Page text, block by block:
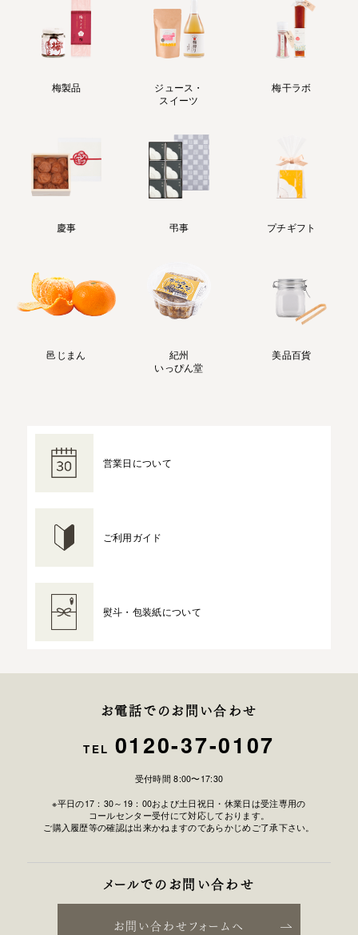
梅製品
ジュース・
スイーツ
梅干ラボ
慶事 弔事 プチギフト
邑じまん
紀州
いっぴん堂
美品百貨
営業日について
ご利用ガイド
熨斗・包装紙について
お電話でのお問い合わせ
TEL 0120-37-0107
受付時間 8:00〜17:30
※平日の17：30～19：00および土日祝日・休業日は受注専用の
コールセンター受付にて対応しております。
ご購入履歴等の確認は出来かねますのであらかじめご了承下さい。
メールでのお問い合わせ
お問い合わせフォームへ